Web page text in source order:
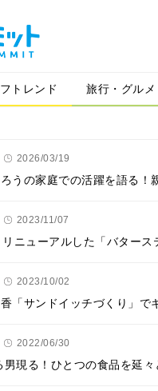
トレンド 旅行・グルメ
2026/03/19
うの家庭での活躍を語る
2023/11/07
ニューアルした「バタース
2023/10/02
「サンドイッチづくり」
2022/06/30
現る！ひとつの食品を延